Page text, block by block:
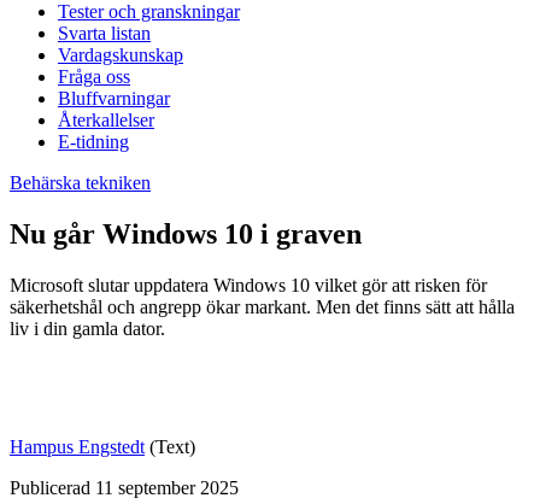
Tester och granskningar
Svarta listan
Vardagskunskap
Fråga oss
Bluffvarningar
Återkallelser
E-tidning
Behärska tekniken
Nu går Windows 10 i graven
Microsoft slutar uppdatera Windows 10 vilket gör att risken för
säkerhetshål och angrepp ökar markant. Men det finns sätt att hålla
liv i din gamla dator.
Hampus Engstedt (Text)
Publicerad 11 september 2025